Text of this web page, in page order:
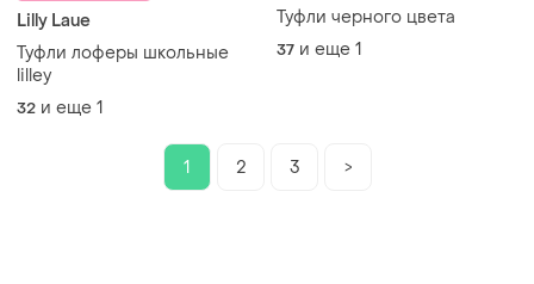
Lilly Laue
Туфли лоферы школьные
lilley
32 и еще 1
Туфли черного цвета
37 и еще 1
1 2 3 >